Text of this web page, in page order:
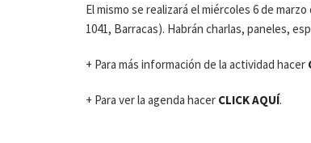
El mismo se realizará el miércoles 6 de
1041, Barracas). Habrán charlas, paneles,
+ Para más información de la actividad hacer
+ Para ver la agenda hacer CLICK AQUÍ.